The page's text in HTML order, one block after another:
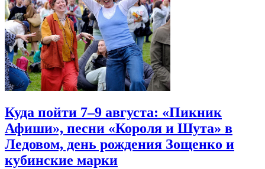
Куда пойти 7–9 августа: «Пикник
Афиши», песни «Короля и Шута» в
Ледовом, день рождения Зощенко и
кубинские марки